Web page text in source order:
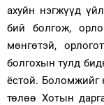
ахуйн нэгжүүд
бий болгож,
мөнгөтэй,
болгохын тулд
ёстой. Боломжийг
төлөө Хотын